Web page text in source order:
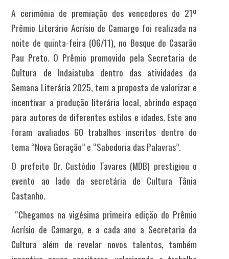
A cerimônia de premiação dos vencedores do 21º
Prêmio Literário Acrísio de Camargo foi realizada na
noite de quinta-feira (06/11), no Bosque do Casarão
Pau Preto. O Prêmio promovido pela Secretaria de
Cultura de Indaiatuba dentro das atividades da
Semana Literária 2025, tem a proposta de valorizar e
incentivar a produção literária local, abrindo espaço
para autores de diferentes estilos e idades. Este ano
foram avaliados 60 trabalhos inscritos dentro do
tema “Nova Geração” e “Sabedoria das Palavras”.
O prefeito Dr. Custódio Tavares (MDB) prestigiou o
evento ao lado da secretária de Cultura Tânia
Castanho.
“Chegamos na vigésima primeira edição do Prêmio
Acrísio de Camargo, e a cada ano a Secretaria da
Cultura além de revelar novos talentos, também